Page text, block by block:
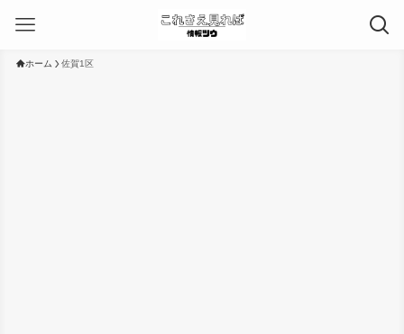
ホーム 佐賀1区